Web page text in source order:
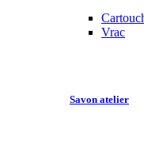
Vrac
Savon atelier